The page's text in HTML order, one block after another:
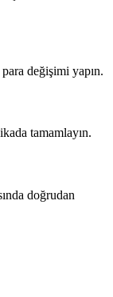
değişimi yapın.
tamamlayın.
doğrudan